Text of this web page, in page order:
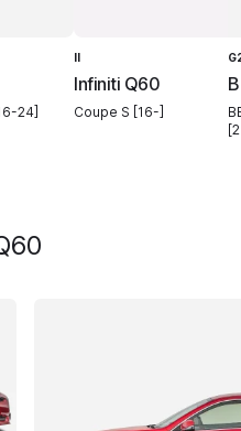
24]
II
Infiniti Q60
Coupe S [16-]